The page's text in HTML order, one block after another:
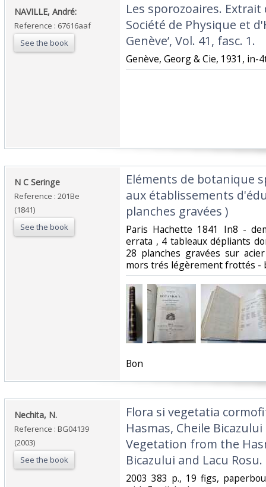
‎NAVILLE, André:‎
Reference : 67616aaf
See the book
‎Les sporozoaires. Extrait
Société de Physique et
Genève’, Vol. 41, fasc. 1.‎
‎Genève, Georg & Cie, 1931, in-
‎N C Seringe‎
Reference : 201Be
(1841)
See the book
‎Eléments de botanique
aux établissements
planches gravées )‎
‎Paris Hachette 1841 In8 -
errata , 4 tableaux dépliants
28 planches gravées sur
mors trés légèrement frottés -
‎Bon ‎
‎Nechita, N.‎
Reference : BG04139
(2003)
See the book
‎Flora si vegetatia
Hasmas, Cheile
Vegetation from the
Bicazului and Lacu Rosu.‎
‎2003 383 p., 19 figs,